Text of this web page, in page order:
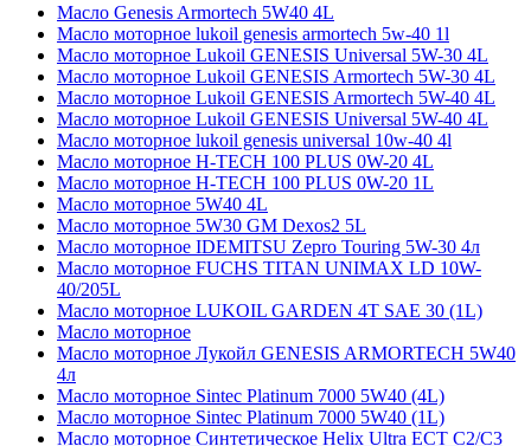
Масло Genesis Armortech 5W40 4L
Масло моторное lukoil genesis armortech 5w-40 1l
Масло моторное Lukoil GENESIS Universal 5W-30 4L
Масло моторное Lukoil GENESIS Armortech 5W-30 4L
Масло моторное Lukoil GENESIS Armortech 5W-40 4L
Масло моторное Lukoil GENESIS Universal 5W-40 4L
Масло моторное lukoil genesis universal 10w-40 4l
Масло моторное H-TECH 100 PLUS 0W-20 4L
Масло моторное H-TECH 100 PLUS 0W-20 1L
Масло моторное 5W40 4L
Масло моторное 5W30 GM Dexos2 5L
Масло моторное IDEMITSU Zepro Touring 5W-30 4л
Масло моторное FUCHS TITAN UNIMAX LD 10W-
40/205L
Масло моторное LUKOIL GARDEN 4Т SAE 30 (1L)
Масло моторное
Масло моторное Лукойл GENESIS ARMORTECH 5W40
4л
Масло моторное Sintec Platinum 7000 5W40 (4L)
Масло моторное Sintec Platinum 7000 5W40 (1L)
Масло моторное Синтетическое Helix Ultra ECT C2/C3